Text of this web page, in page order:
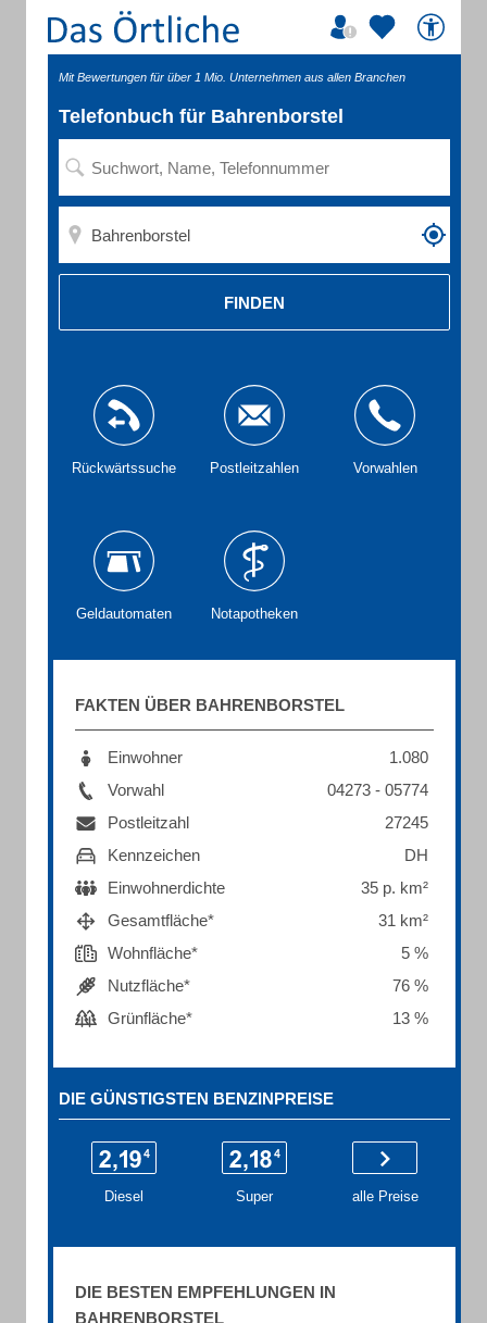
Mit Bewertungen für über 1 Mio. Unternehmen aus allen Branchen
Telefonbuch für Bahrenborstel
FINDEN
Rückwärtssuche Postleitzahlen Vorwahlen
Geldautomaten Notapotheken
FAKTEN ÜBER BAHRENBORSTEL
Einwohner
1.080
Vorwahl
04273 - 05774
Postleitzahl
27245
Kennzeichen
DH
Einwohnerdichte
35 p. km²
Gesamtfläche*
31 km²
Wohnfläche*
5 %
Nutzfläche*
76 %
Grünfläche*
13 %
DIE GÜNSTIGSTEN BENZINPREISE
Diesel Super alle Preise
DIE BESTEN EMPFEHLUNGEN IN
BAHRENBORSTEL